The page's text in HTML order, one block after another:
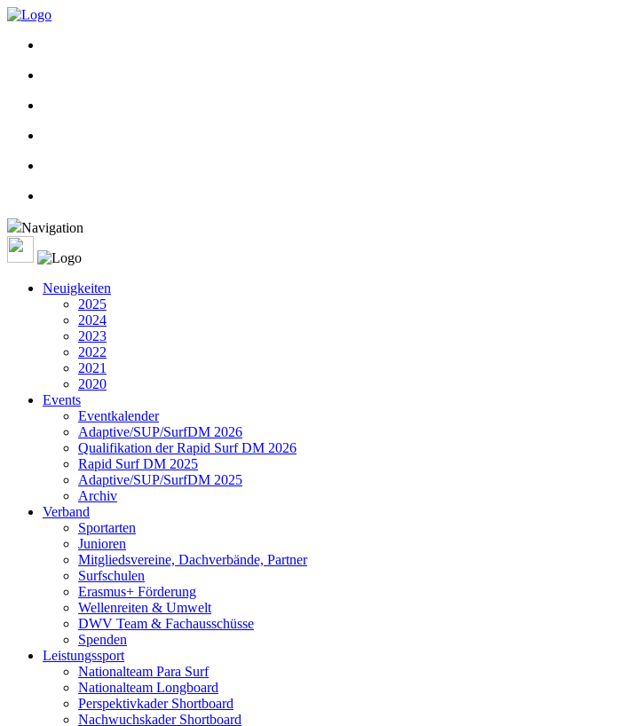
Navigation
Neuigkeiten
2025
2024
2023
2022
2021
2020
Events
Eventkalender
Adaptive/SUP/SurfDM 2026
Qualifikation der Rapid Surf DM 2026
Rapid Surf DM 2025
Adaptive/SUP/SurfDM 2025
Archiv
Verband
Sportarten
Junioren
Mitgliedsvereine, Dachverbände, Partner
Surfschulen
Erasmus+ Förderung
Wellenreiten & Umwelt
DWV Team & Fachausschüsse
Spenden
Leistungssport
Nationalteam Para Surf
Nationalteam Longboard
Perspektivkader Shortboard
Nachwuchskader Shortboard